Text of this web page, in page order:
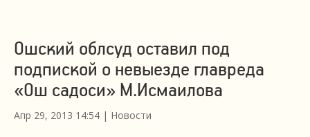
Ошский облсуд оставил под
подпиской о невыезде главреда
«Ош садоси» М.Исмаилова
Апр 29, 2013 14:54 | Новости